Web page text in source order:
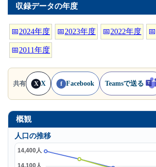
収録データの年度
📅2024年度 📅2023年度 📅2022年度 📅
📅2011年度
共有 X X f Facebook Teamsで送る
概観
人口の推移